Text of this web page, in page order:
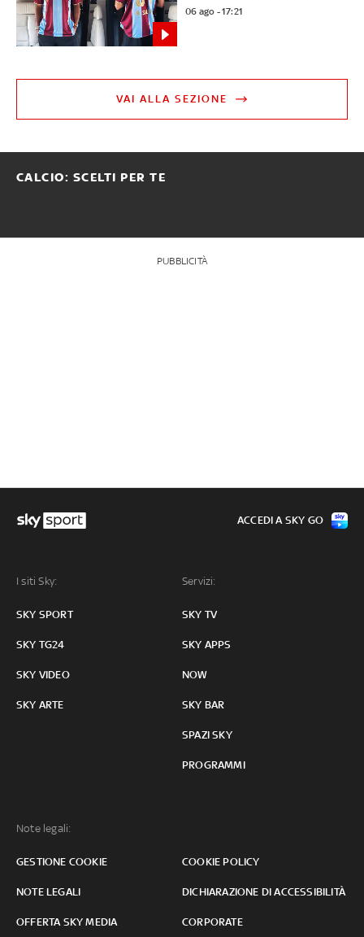
06 ago - 17:21
VAI ALLA SEZIONE
CALCIO: SCELTI PER TE
PUBBLICITÀ
I siti Sky:
SKY SPORT
SKY TG24
SKY VIDEO
SKY ARTE
Servizi:
SKY TV
SKY APPS
NOW
SKY BAR
SPAZI SKY
PROGRAMMI
Note legali:
GESTIONE COOKIE COOKIE POLICY
NOTE LEGALI DICHIARAZIONE DI ACCESSIBILITÀ
OFFERTA SKY MEDIA CORPORATE
ACCEDI A SKY GO